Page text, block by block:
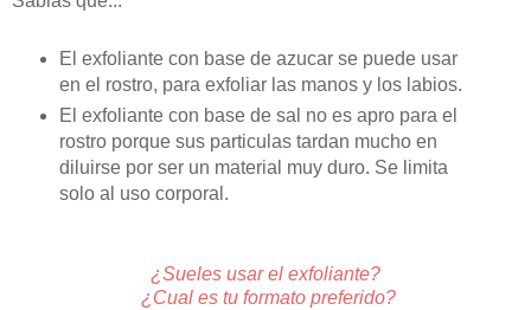
El exfoliante con base de azucar se puede usar
en el rostro, para exfoliar las manos y los labios.
El exfoliante con base de sal no es apro para el
rostro porque sus particulas tardan mucho en
diluirse por ser un material muy duro. Se limita
solo al uso corporal.
¿Sueles usar el exfoliante?
¿Cual es tu formato preferido?